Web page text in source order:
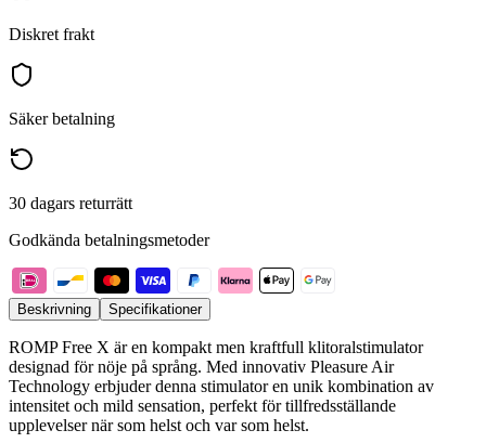
Diskret frakt
Säker betalning
30 dagars returrätt
Godkända betalningsmetoder
Beskrivning Specifikationer
ROMP Free X är en kompakt men kraftfull klitoralstimulator
designad för nöje på språng. Med innovativ Pleasure Air
Technology erbjuder denna stimulator en unik kombination av
intensitet och mild sensation, perfekt för tillfredsställande
upplevelser när som helst och var som helst.